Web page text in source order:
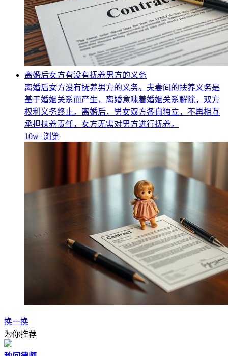
离婚后女方有没有抚养男方的义务
离婚后女方没有抚养男方的义务。夫妻间的扶养义务是
基于婚姻关系而产生，离婚意味着婚姻关系解除，双方
权利义务终止。离婚后，男女双方各自独立，不再相互
承担扶养责任，女方无需对男方进行抚养。
10w+浏览
换一换
为你推荐